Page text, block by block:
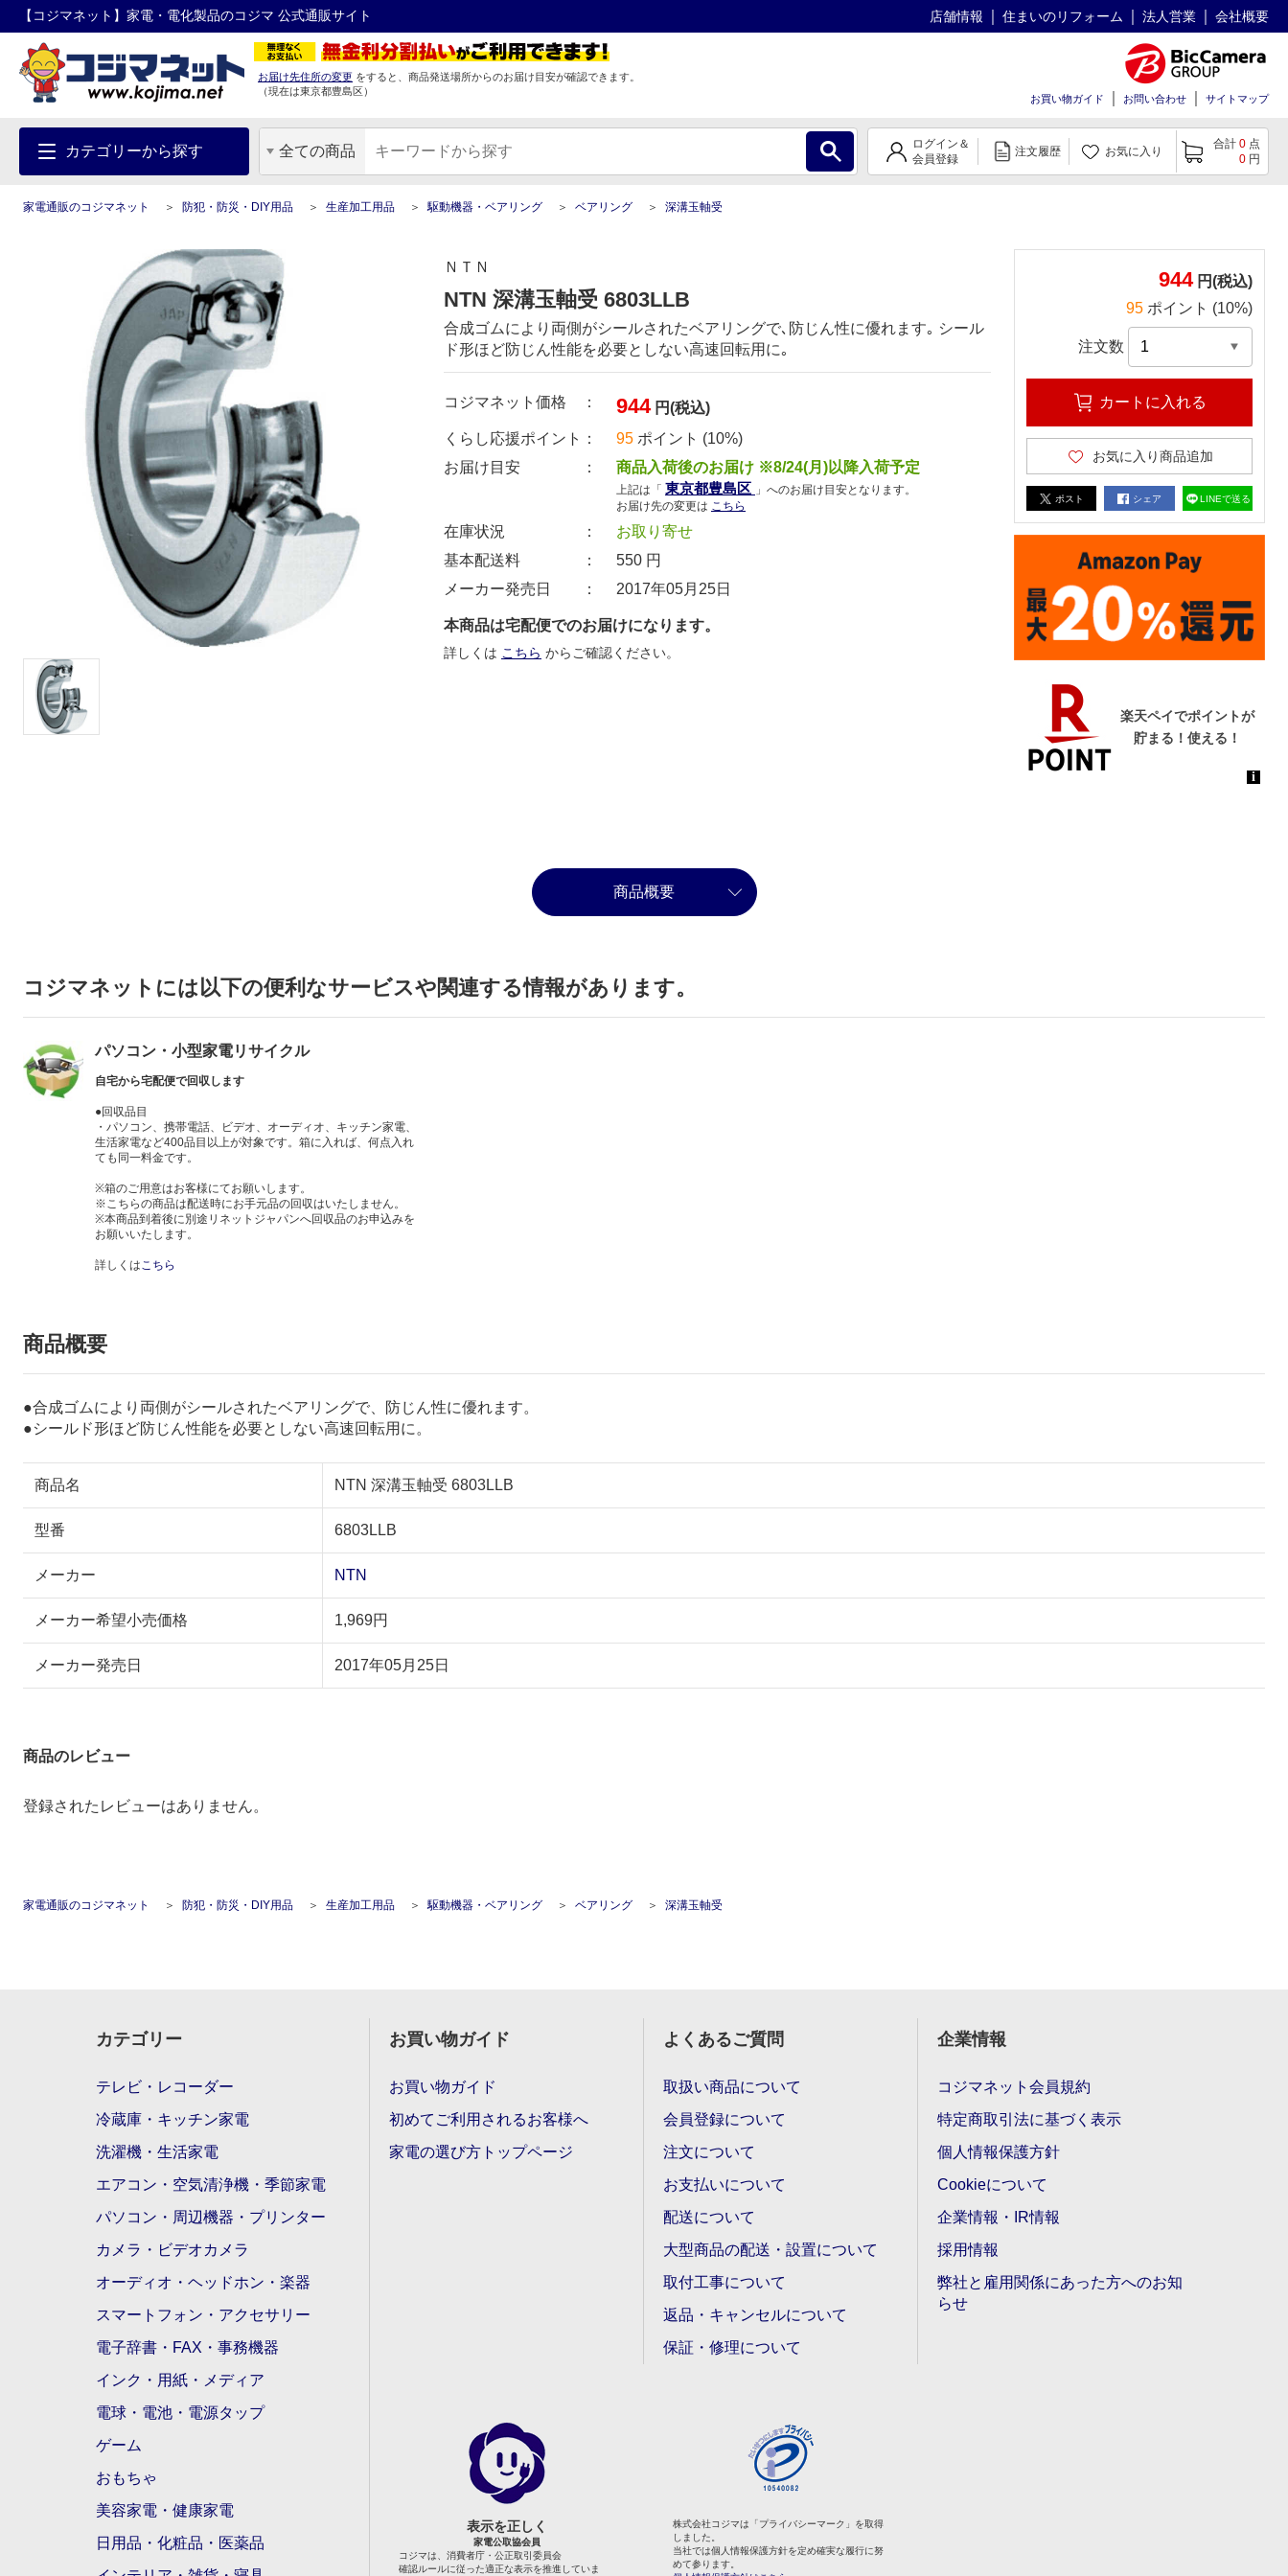
【コジマネット】家電・電化製品のコジマ 公式通販サイト 店舗情報 住まいのリフォーム 法人営業 会社概要
お届け先住所の変更 をすると、商品発送場所からのお届け目安が確認できます。
（現在は東京都豊島区）
お買い物ガイド お問い合わせ サイトマップ
カテゴリーから探す 全ての商品
ログイン＆
会員登録
注文履歴 お気に入り
合計 0 点
0 円
家電通販のコジマネット 防犯・防災・DIY用品 生産加工用品 駆動機器・ベアリング ベアリング 深溝玉軸受
ＮＴＮ
NTN 深溝玉軸受 6803LLB
合成ゴムにより両側がシールされたベアリングで､防じん性に優れます｡ シール
ド形ほど防じん性能を必要としない高速回転用に｡
コジマネット価格 ： 944 円(税込)
くらし応援ポイント：
95 ポイント (10%)
お届け目安 ：
商品入荷後のお届け ※8/24(月)以降入荷予定
上記は「 東京都豊島区 」へのお届け目安となります。
お届け先の変更は こちら
在庫状況 ：
お取り寄せ
基本配送料 ：
550 円
メーカー発売日 ：
2017年05月25日
本商品は宅配便でのお届けになります。
詳しくは こちら からご確認ください。
944 円(税込)
95 ポイント (10%)
注文数
カートに入れる
お気に入り商品追加
ポスト シェア LINEで送る
商品概要
コジマネットには以下の便利なサービスや関連する情報があります。
パソコン・小型家電リサイクル
自宅から宅配便で回収します
●回収品目
・パソコン、携帯電話、ビデオ、オーディオ、キッチン家電、
生活家電など400品目以上が対象です。箱に入れば、何点入れ
ても同一料金です。
※箱のご用意はお客様にてお願いします。
※こちらの商品は配送時にお手元品の回収はいたしません。
※本商品到着後に別途リネットジャパンへ回収品のお申込みを
お願いいたします。
詳しくは こちら
商品概要
●合成ゴムにより両側がシールされたベアリングで、防じん性に優れます。
●シールド形ほど防じん性能を必要としない高速回転用に。
商品名 NTN 深溝玉軸受 6803LLB
型番 6803LLB
メーカー NTN
メーカー希望小売価格 1,969円
メーカー発売日 2017年05月25日
商品のレビュー
登録されたレビューはありません。
家電通販のコジマネット 防犯・防災・DIY用品 生産加工用品 駆動機器・ベアリング ベアリング 深溝玉軸受
カテゴリー
テレビ・レコーダー
冷蔵庫・キッチン家電
洗濯機・生活家電
エアコン・空気清浄機・季節家電
パソコン・周辺機器・プリンター
カメラ・ビデオカメラ
オーディオ・ヘッドホン・楽器
スマートフォン・アクセサリー
電子辞書・FAX・事務機器
インク・用紙・メディア
電球・電池・電源タップ
ゲーム
おもちゃ
美容家電・健康家電
日用品・化粧品・医薬品
お買い物ガイド
お買い物ガイド
初めてご利用されるお客様へ
家電の選び方トップページ
よくあるご質問
取扱い商品について
会員登録について
注文について
お支払いについて
配送について
大型商品の配送・設置について
取付工事について
返品・キャンセルについて
保証・修理について
企業情報
コジマネット会員規約
特定商取引法に基づく表示
個人情報保護方針
Cookieについて
企業情報・IR情報
採用情報
弊社と雇用関係にあった方へのお知
らせ
表示を正しく
家電公取協会員
コジマは、消費者庁・公正取引委員会
確認ルールに従った適正な表示を推進していま
株式会社コジマは「プライバシーマーク」を取得
しました。
当社では個人情報保護方針を定め確実な履行に努
めて参ります。